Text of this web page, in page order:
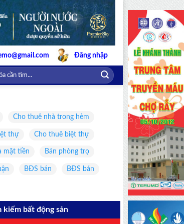
Đăng nhập
Cho thuê nhà trong hẻm
thự Cho thuê biệt thự
mặt tiền Bán phòng trọ
BĐS bán BĐS bán
kiếm bất động sản